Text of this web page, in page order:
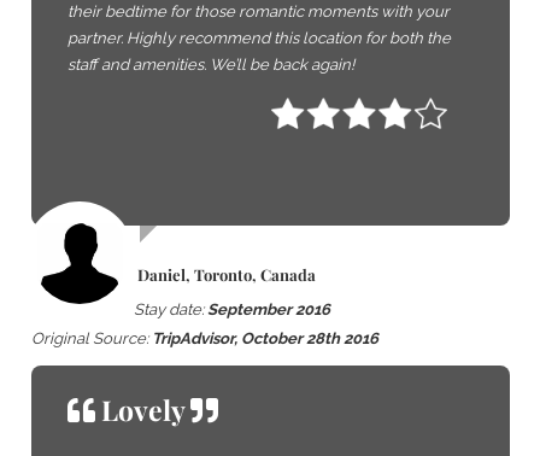
their bedtime for those romantic moments with your
partner. Highly recommend this location for both the
staff and amenities. We’ll be back again!
Daniel, Toronto, Canada
Stay date:September 2016
Original Source: TripAdvisor, October 28th 2016
Lovely